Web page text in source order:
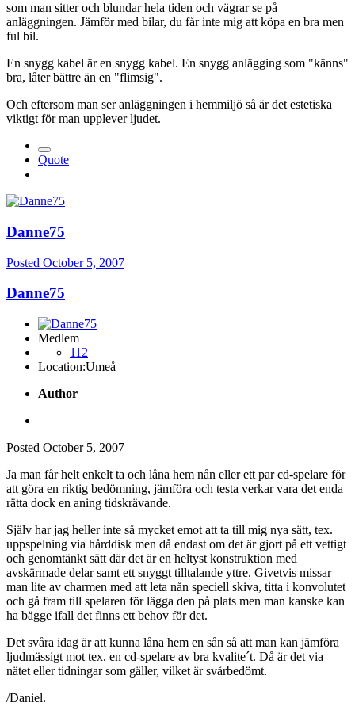
som man sitter och blundar hela tiden och vägrar se på
anläggningen. Jämför med bilar, du får inte mig att köpa en bra men
ful bil.
En snygg kabel är en snygg kabel. En snygg anlägging som "känns"
bra, låter bättre än en "flimsig".
Och eftersom man ser anläggningen i hemmiljö så är det estetiska
viktigt för man upplever ljudet.
Quote
Danne75
Posted October 5, 2007
Danne75
Medlem
112
Location:Umeå
Author
Posted October 5, 2007
Ja man får helt enkelt ta och låna hem nån eller ett par cd-spelare för
att göra en riktig bedömning, jämföra och testa verkar vara det enda
rätta dock en aning tidskrävande.
Själv har jag heller inte så mycket emot att ta till mig nya sätt, tex.
uppspelning via hårddisk men då endast om det är gjort på ett vettigt
och genomtänkt sätt där det är en heltyst konstruktion med
avskärmade delar samt ett snyggt tilltalande yttre. Givetvis missar
man lite av charmen med att leta nån speciell skiva, titta i konvolutet
och gå fram till spelaren för lägga den på plats men man kanske kan
ha bägge ifall det finns ett behov för det.
Det svåra idag är att kunna låna hem en sån så att man kan jämföra
ljudmässigt mot tex. en cd-spelare av bra kvalite´t. Då är det via
nätet eller tidningar som gäller, vilket är svårbedömt.
/Daniel.